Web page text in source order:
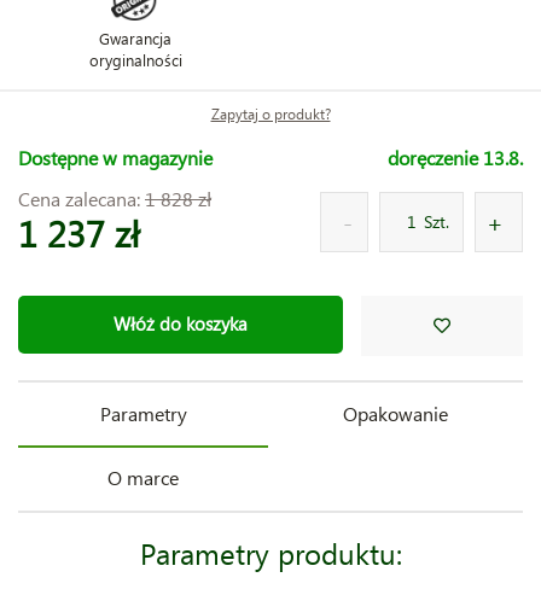
Gwarancja
oryginalności
Zapytaj o produkt?
Dostępne w magazynie
doręczenie 13.8.
Cena zalecana:1 828 zł
1 237 zł Szt.
Włóż do koszyka
Parametry Opakowanie
O marce
Parametry produktu: